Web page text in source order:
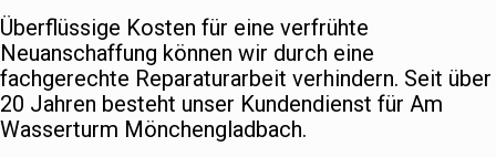
Überflüssige Kosten für eine verfrühte
Neuanschaffung können wir durch eine
fachgerechte Reparaturarbeit verhindern. Seit über
20 Jahren besteht unser Kundendienst für Am
Wasserturm Mönchengladbach.